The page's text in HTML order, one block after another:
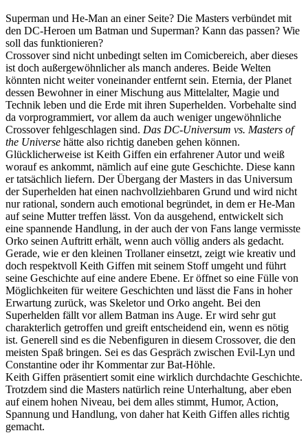
Superman und He-Man an einer Seite? Die Masters verbündet mit
den DC-Heroen um Batman und Superman? Kann das passen? Wie
soll das funktionieren?
Crossover sind nicht unbedingt selten im Comicbereich, aber dieses
ist doch außergewöhnlicher als manch anderes. Beide Welten
könnten nicht weiter voneinander entfernt sein. Eternia, der Planet
dessen Bewohner in einer Mischung aus Mittelalter, Magie und
Technik leben und die Erde mit ihren Superhelden. Vorbehalte sind
da vorprogrammiert, vor allem da auch weniger ungewöhnliche
Crossover fehlgeschlagen sind. Das DC-Universum vs. Masters of
the Universe hätte also richtig daneben gehen können.
Glücklicherweise ist Keith Giffen ein erfahrener Autor und weiß
worauf es ankommt, nämlich auf eine gute Geschichte. Diese kann
er tatsächlich liefern. Der Übergang der Masters in das Universum
der Superhelden hat einen nachvollziehbaren Grund und wird nicht
nur rational, sondern auch emotional begründet, in dem er He-Man
auf seine Mutter treffen lässt. Von da ausgehend, entwickelt sich
eine spannende Handlung, in der auch der von Fans lange vermisste
Orko seinen Auftritt erhält, wenn auch völlig anders als gedacht.
Gerade, wie er den kleinen Trollaner einsetzt, zeigt wie kreativ und
doch respektvoll Keith Giffen mit seinem Stoff umgeht und führt
seine Geschichte auf eine andere Ebene. Er öffnet so eine Fülle von
Möglichkeiten für weitere Geschichten und lässt die Fans in hoher
Erwartung zurück, was Skeletor und Orko angeht. Bei den
Superhelden fällt vor allem Batman ins Auge. Er wird sehr gut
charakterlich getroffen und greift entscheidend ein, wenn es nötig
ist. Generell sind es die Nebenfiguren in diesem Crossover, die den
meisten Spaß bringen. Sei es das Gespräch zwischen Evil-Lyn und
Constantine oder ihr Kommentar zur Bat-Höhle.
Keith Giffen präsentiert somit eine wirklich durchdachte Geschichte.
Trotzdem sind die Masters natürlich reine Unterhaltung, aber eben
auf einem hohen Niveau, bei dem alles stimmt, Humor, Action,
Spannung und Handlung, von daher hat Keith Giffen alles richtig
gemacht.